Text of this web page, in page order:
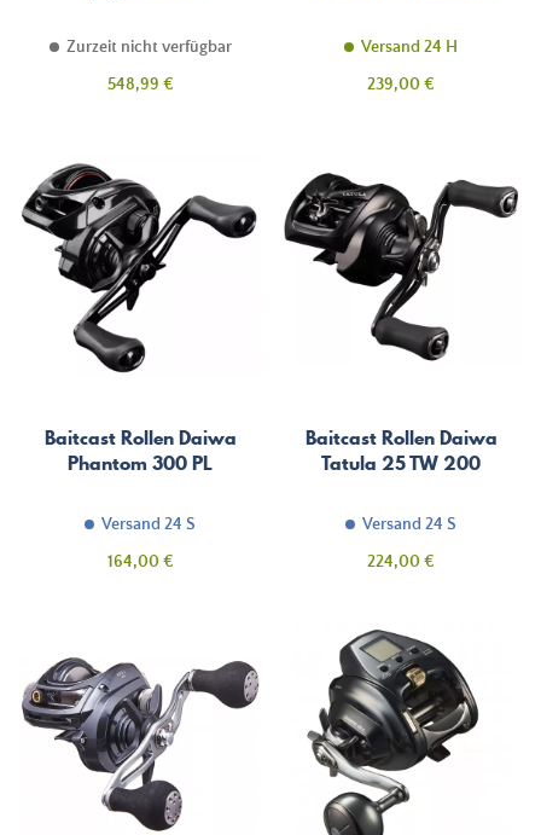
Zurzeit nicht verfügbar
Preis
548,99 €
Versand 24 H
Preis
239,00 €
Baitcast Rollen Daiwa
Phantom 300 PL
Versand 24 S
Preis
164,00 €
Baitcast Rollen Daiwa
Tatula 25 TW 200
Versand 24 S
Preis
224,00 €